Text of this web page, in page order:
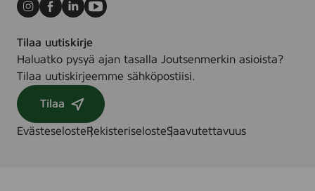
Instagram
Facebook
LinkedInYoutube
Tilaa uutiskirje
Haluatko pysyä ajan tasalla Joutsenmerkin asioista?
Tilaa uutiskirjeemme sähköpostiisi.
Tilaa
EvästeselosteRekisteriselosteSaavutettavuus